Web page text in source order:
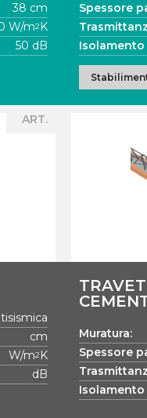
38 cm
W/m2K
50 dB
Spessore
ART.
cm
W/m2 K
dB
Muratura:
Spessore